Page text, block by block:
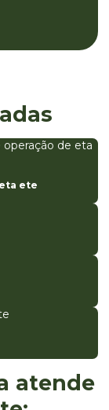
ete
atende